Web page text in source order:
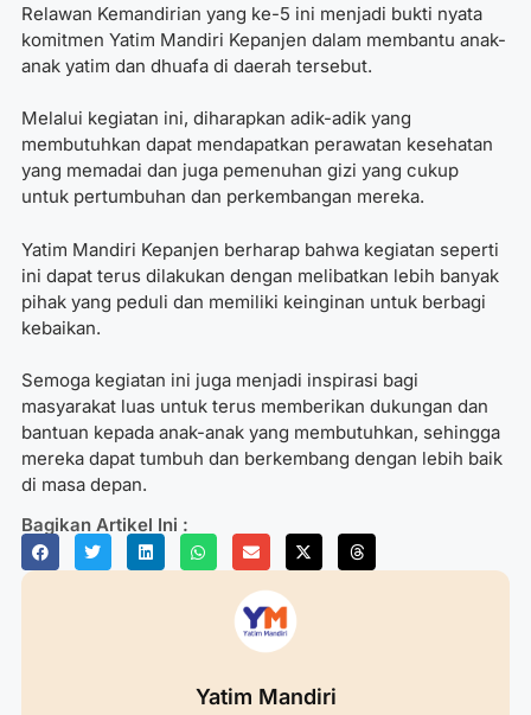
Relawan Kemandirian yang ke-5 ini menjadi bukti nyata
komitmen Yatim Mandiri Kepanjen dalam membantu anak-
anak yatim dan dhuafa di daerah tersebut.
Melalui kegiatan ini, diharapkan adik-adik yang
membutuhkan dapat mendapatkan perawatan kesehatan
yang memadai dan juga pemenuhan gizi yang cukup
untuk pertumbuhan dan perkembangan mereka.
Yatim Mandiri Kepanjen berharap bahwa kegiatan seperti
ini dapat terus dilakukan dengan melibatkan lebih banyak
pihak yang peduli dan memiliki keinginan untuk berbagi
kebaikan.
Semoga kegiatan ini juga menjadi inspirasi bagi
masyarakat luas untuk terus memberikan dukungan dan
bantuan kepada anak-anak yang membutuhkan, sehingga
mereka dapat tumbuh dan berkembang dengan lebih baik
di masa depan.
Bagikan Artikel Ini :
Yatim Mandiri